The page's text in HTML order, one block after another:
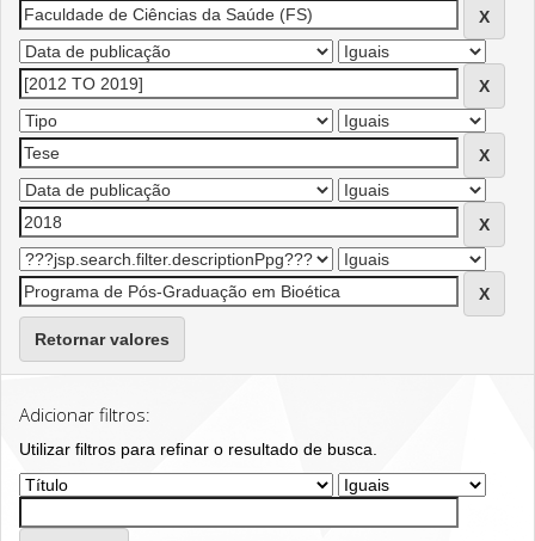
Retornar valores
Adicionar filtros:
Utilizar filtros para refinar o resultado de busca.